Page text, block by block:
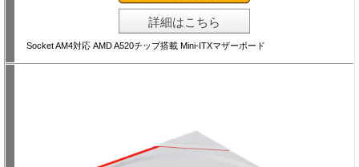
詳細はこちら
Socket AM4対応 AMD A520チップ搭載 Mini-ITXマザーボード